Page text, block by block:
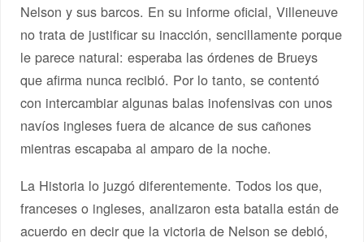
Nelson y sus barcos. En su informe oficial, Villeneuve
no trata de justificar su inacción, sencillamente porque
le parece natural: esperaba las órdenes de Brueys
que afirma nunca recibió. Por lo tanto, se contentó
con intercambiar algunas balas inofensivas con unos
navíos ingleses fuera de alcance de sus cañones
mientras escapaba al amparo de la noche.
La Historia lo juzgó diferentemente. Todos los que,
franceses o ingleses, analizaron esta batalla están de
acuerdo en decir que la victoria de Nelson se debió,